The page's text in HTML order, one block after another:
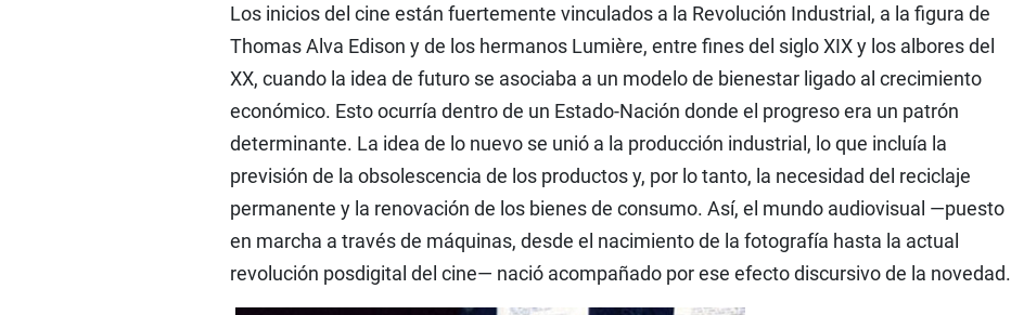
Los inicios del cine están fuertemente vinculados a la Revolución Industrial, a la figura de
Thomas Alva Edison y de los hermanos Lumière, entre fines del siglo XIX y los albores del
XX, cuando la idea de futuro se asociaba a un modelo de bienestar ligado al crecimiento
económico. Esto ocurría dentro de un Estado-Nación donde el progreso era un patrón
determinante. La idea de lo nuevo se unió a la producción industrial, lo que incluía la
previsión de la obsolescencia de los productos y, por lo tanto, la necesidad del reciclaje
permanente y la renovación de los bienes de consumo. Así, el mundo audiovisual —puesto
en marcha a través de máquinas, desde el nacimiento de la fotografía hasta la actual
revolución posdigital del cine— nació acompañado por ese efecto discursivo de la novedad.